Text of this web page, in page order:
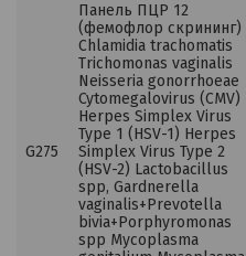
G275
Панель ПЦР 12
(фемофлор скрининг)
Chlamidia trachomatis
Trichomonas vaginalis
Neisseria gonorrhoeae
Cytomegalovirus (CMV)
Herpes Simplex Virus
Type 1 (HSV-1) Herpes
Simplex Virus Type 2
(HSV-2) Lactobacillus
spp, Gardnerella
vaginalis+Prevotella
bivia+Porphyromonas
spp Mycoplasma